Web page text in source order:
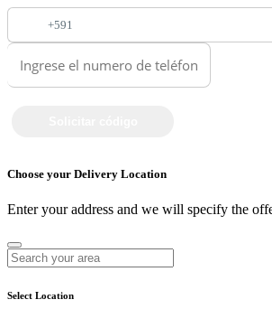
+591
Choose your Delivery Location
Enter your address and we will specify the
Select Location